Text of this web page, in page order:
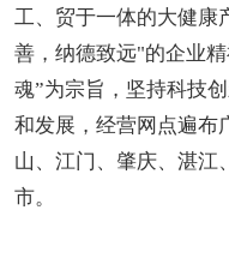
工、贸于一体的大健康
善，纳德致远"的企业
魂”为宗旨，坚持科技
和发展，经营网点遍布
山、江门、肇庆、湛江
市。